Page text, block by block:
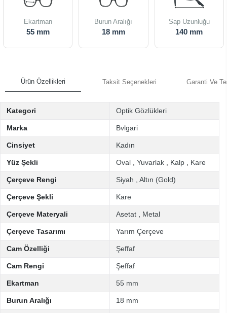
Ekartman
55 mm
Burun Aralığı
18 mm
Sap Uzunluğu
140 mm
Ürün Özellikleri Taksit Seçenekleri Garanti Ve
Kategori Optik Gözlükleri
Marka Bvlgari
Cinsiyet Kadın
Yüz Şekli Oval Yuvarlak Kalp Kare
Çerçeve Rengi Siyah Altın (Gold)
Çerçeve Şekli Kare
Çerçeve Materyali Asetat Metal
Çerçeve Tasarımı Yarım Çerçeve
Cam Özelliği Şeffaf
Cam Rengi Şeffaf
Ekartman 55 mm
Burun Aralığı 18 mm